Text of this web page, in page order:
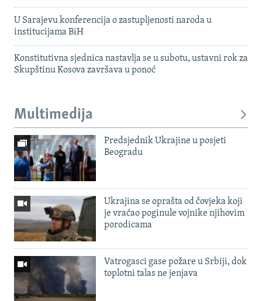
U Sarajevu konferencija o zastupljenosti naroda u
institucijama BiH
Konstitutivna sjednica nastavlja se u subotu, ustavni rok za
Skupštinu Kosova završava u ponoć
Multimedija
Predsjednik Ukrajine u posjeti
Beogradu
Ukrajina se oprašta od čovjeka koji
je vraćao poginule vojnike njihovim
porodicama
Vatrogasci gase požare u Srbiji, dok
toplotni talas ne jenjava